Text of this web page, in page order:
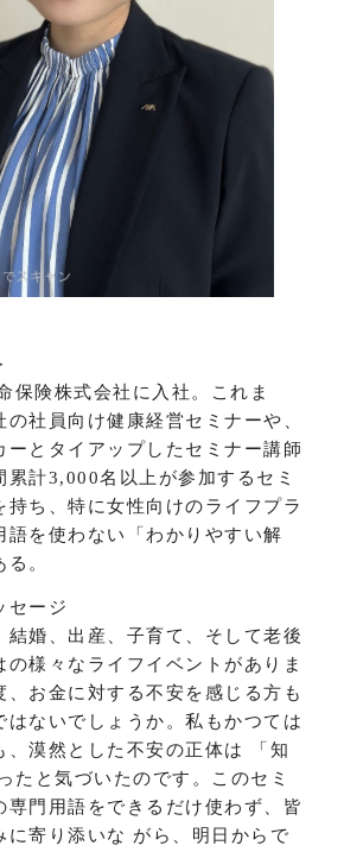
保険株式会社に入社。これま
の社員向け健康経営セミナーや、
ーとタイアップしたセミナー講師
累計3,000名以上が参加するセミ
持ち、特に女性向けのライフプラ
語を使わない「わかりやすい解
。
セージ
結婚、出産、子育て、そして老後
の様々なライフイベントがありま
、お金に対する不安を感じる方も
はないでしょうか。私もかつては
、漠然とした不安の正体は 「知
たと気づいたのです。このセミ
専門用語をできるだけ使わず、皆
に寄り添いな がら、明日からで